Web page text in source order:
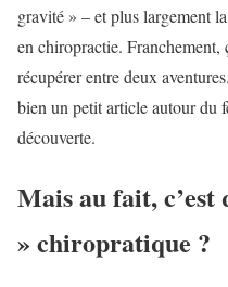
gravité » – et plus largement
en chiropractie. Franchement,
récupérer entre deux
bien un petit article autour du
découverte.
Mais au fait,
» chiropratique ?